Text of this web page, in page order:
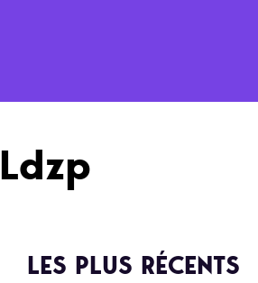
Ldzp
LES PLUS RÉCENTS